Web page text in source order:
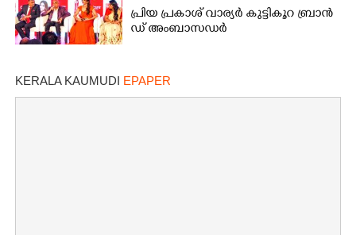
പ്രി​യ​ ​പ്ര​കാ​ശ് ​വാ​ര്യർ കു​ട്ടി​കൂ​റ​ ​ ബ്രാ​ൻ​
ഡ് ​അം​ബാ​സ​ഡ​ർ
KERALA KAUMUDI EPAPER